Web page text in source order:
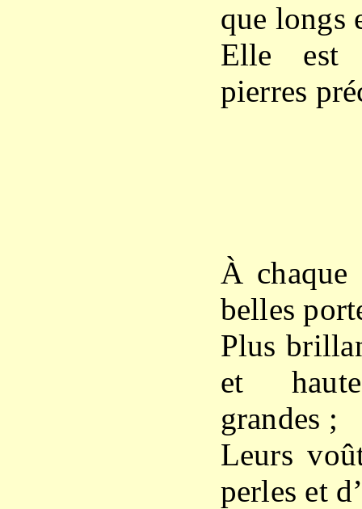
que longs
Elle est
pierres
À
belles
Plus
et
grandes ;
Leurs
perles et